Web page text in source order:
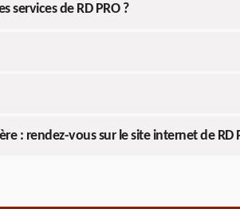
de RD PRO ?
: rendez-vous sur le site internet de RD